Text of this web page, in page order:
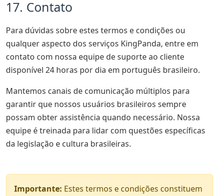
17. Contato
Para dúvidas sobre estes termos e condições ou
qualquer aspecto dos serviços KingPanda, entre em
contato com nossa equipe de suporte ao cliente
disponível 24 horas por dia em português brasileiro.
Mantemos canais de comunicação múltiplos para
garantir que nossos usuários brasileiros sempre
possam obter assistência quando necessário. Nossa
equipe é treinada para lidar com questões específicas
da legislação e cultura brasileiras.
Importante: Estes termos e condições constituem